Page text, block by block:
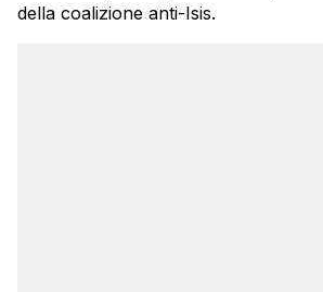
della coalizione anti-Isis.